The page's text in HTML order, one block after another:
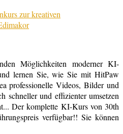
Möglichkeiten moderner KI-
lernen Sie, wie Sie mit HitPaw
professionelle Videos, Bilder und
schneller und effizienter umsetzen
Der komplette KI-Kurs von 30th
verfügbar!! Sie können